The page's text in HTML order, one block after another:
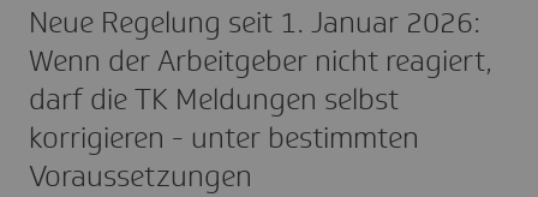
Neue Regelung seit 1. Januar 2026:
Wenn der Arbeitgeber nicht reagiert,
darf die TK Meldungen selbst
korrigieren - unter bestimmten
Voraussetzungen